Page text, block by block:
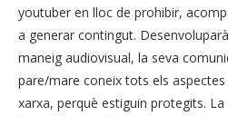
youtuber en lloc de prohibir,
a generar contingut.
maneig audiovisual, la seva
pare/mare coneix tots els
xarxa, perquè estiguin protegits. La